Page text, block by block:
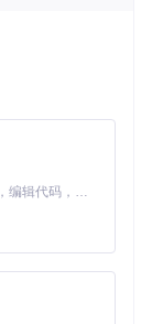
或DMG方
Claude Code 的开源替代方案。连接任意大模型，编辑代码，运行命令，自动验证 — 全自动执行。用 Rust 构建，极致性能。 ｜ An open-source alternative to Claude Code. Connect any LLM, edit code, run commands, and verify changes — autonomously. Built in Rust for speed. Get Started